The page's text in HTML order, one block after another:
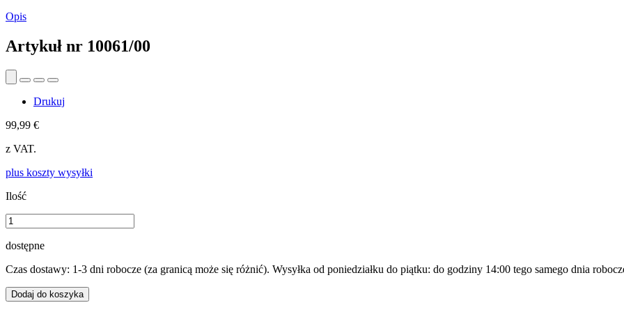
Opis
Artykuł nr 10061/00
Drukuj
99,99 €
z VAT.
plus koszty wysyłki
Ilość
dostępne
Czas dostawy: 1-3 dni robocze (za granicą może się różnić). Wysyłka od poniedziałku do piątku: do godziny 14:00 tego samego dnia
Dodaj do koszyka